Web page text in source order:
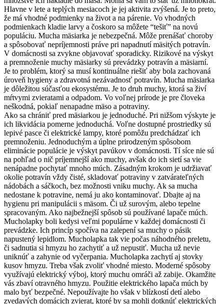
Hlavne v lete a teplých mesiacoch je jej aktivita zvýšená. Je to preto,
že má vhodné podmienky na život a na párenie. Vo vhodných
podmienkach kladie larvy a čoskoro sa môžete “tešiť” na novú
populáciu. Mucha mäsiarka je nebezpečná. Môže prenášať choroby
a spôsobovať nepríjemnosti práve pri napadnutí mäsitých potravín.
V domácnosti sa zvykne objavovať sporadicky. Rizikové na výskyt
a premnoženie muchy mäsiarky sú prevádzky potravín a mäsiarní.
Je to problém, ktorý sa musí kontinuálne riešiť aby bola zachovaná
úroveň hygieny a zdravotná nezávadnosť potravín. Mucha mäsiarka
je dôležitou súčasťou ekosystému. Je to druh muchy, ktorá sa živí
mŕtvymi zvieratami a odpadom. Vo voľnej prírode je pre človeka
neškodná, pokiaľ nenapadne mäso a potraviny.
Ako sa chrániť pred mäsiarkou je jednoduché. Pri nižšom výskyte je
ich likvidácia pomerne jednoduchá. Voľne dostupné prostriedky sú
lepivé pasce či elektrické lampy, ktoré pomôžu predchádzať ich
premnoženiu. Jednoduchým a úplne prirodzeným spôsobom
eliminácie populácie je výskyt pavúkov v domácnosti. Tí síce nie sú
na pohľad o nič príjemnejší ako muchy, avšak do ich sietí sa vie
nenápadne pochytať mnoho múch. Zásadným krokom je udržiavať
okolie potravín vždy čisté, skladovať potraviny v zatvárateľných
nádobách a sáčkoch, bez možnosti vniku muchy. Ak sa mucha
nedostane k potravine, nemá ju ako kontaminovať. Dbajte aj na
hygienu pri manipulácii s mäsom. Či už surovým, alebo tepelne
spracovaným. Ako najbežnejší spôsob sú používané lapače múch.
Mucholapky boli kedysi veľmi populárne v každej domácnosti či
prevádzke. Ich princíp spočíva na zalepení sa muchy o pásik
napustený lepidlom. Mucholapka tak vie počas náhodného preletu,
či sadnutia si hmyzu ho zachytiť a už nepustiť. Mucha už nevie
uniknúť a zahynie od vyčerpania. Mucholapka zachytí aj stovky
kusov hmyzu. Treba však zvoliť vhodné miesto. Moderné spôsoby
využívajú elektrický výboj, ktorý muchu omráči až zabije. Okamžite
vás zbaví otravného hmyzu. Použitie elektrického lapača múch by
malo byť bezpečné. Nepoužívajte ho však v blízkostí detí alebo
zvedavých domácich zvierat, ktoré by sa mohli dotknúť elektrických